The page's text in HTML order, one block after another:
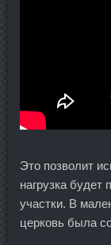
Это позволит
нагрузка будет
участки. В
церковь была